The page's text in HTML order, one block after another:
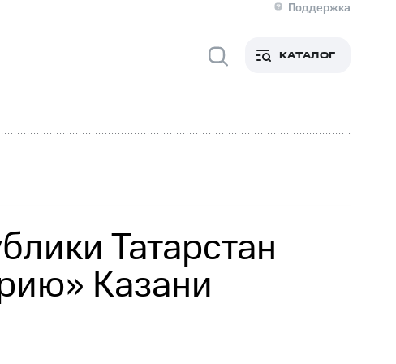
Поддержка
Медиа-центр
Пригласить спикера
и аудитРынок акций
КАТАЛОГ
Татарстан
Казани